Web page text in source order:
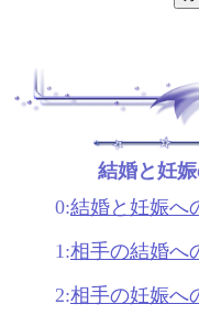
結婚と妊
0:結婚と妊娠へ
1:相手の結婚へ
2:相手の妊娠へ